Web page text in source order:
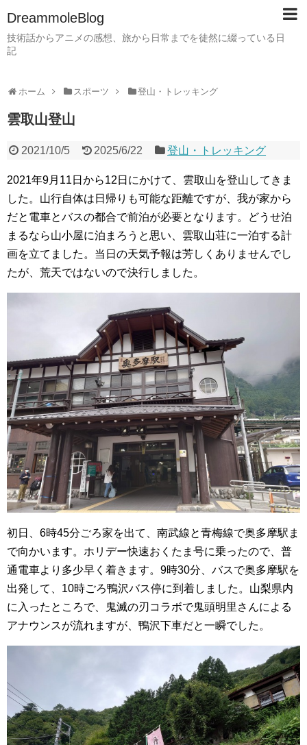
DreammoleBlog
技術話からアニメの感想、旅から日常までを徒然に綴っている日
記
ホーム スポーツ 登山・トレッキング
雲取山登山
2021/10/5 2025/6/22 登山・トレッキング
2021年9月11日から12日にかけて、雲取山を登山してきま
した。山行自体は日帰りも可能な距離ですが、我が家から
だと電車とバスの都合で前泊が必要となります。どうせ泊
まるなら山小屋に泊まろうと思い、雲取山荘に一泊する計
画を立てました。当日の天気予報は芳しくありませんでし
たが、荒天ではないので決行しました。
初日、6時45分ごろ家を出て、南武線と青梅線で奥多摩駅ま
で向かいます。ホリデー快速おくたま号に乗ったので、普
通電車より多少早く着きます。9時30分、バスで奥多摩駅を
出発して、10時ごろ鴨沢バス停に到着しました。山梨県内
に入ったところで、鬼滅の刃コラボで鬼頭明里さんによる
アナウンスが流れますが、鴨沢下車だと一瞬でした。